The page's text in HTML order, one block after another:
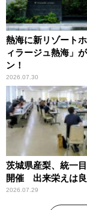
熱海に新リゾート
ィラージュ熱海」
ン！
2026.07.30
茨城県産梨、統一
開催 出来栄えは
2026.07.29